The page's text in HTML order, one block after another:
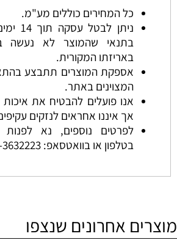
כל המחירים כוללים מע"מ.
ניתן
בתנאי שהמוצר לא נעשה
באריזתו המקורית.
אספקת המוצרים תתבצע
המצוינים באתר.
אנו פועלים להבטיח את איכות
אך איננו אחראים לנזקים
לפרטים נוספים, נא לפנות
בטלפון או בוואטסאפ:
מוצרים אחרונים שנצפו